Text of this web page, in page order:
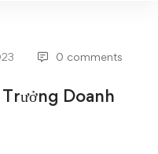
0 comments
Doanh